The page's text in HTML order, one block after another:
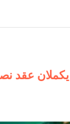
عقد